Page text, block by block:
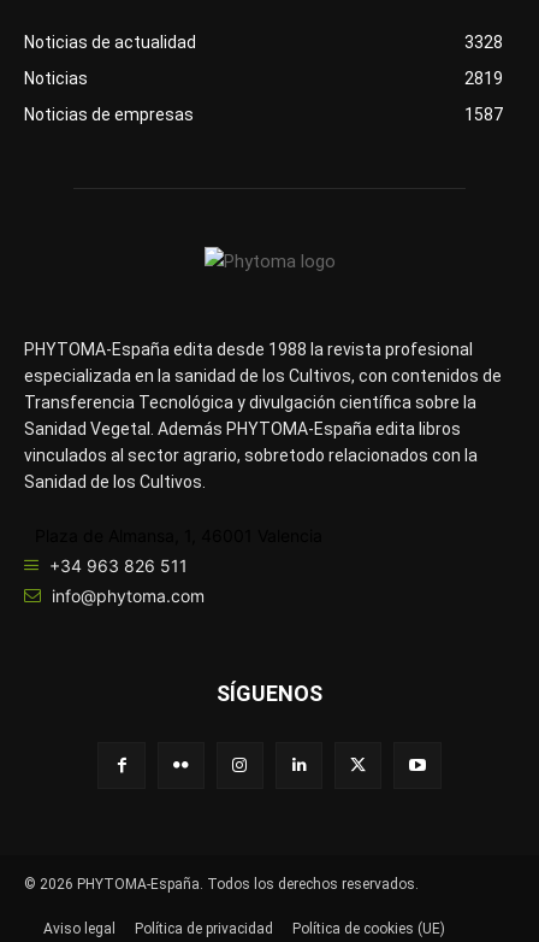
Noticias de actualidad
3328
Noticias
2819
Noticias de empresas
1587
PHYTOMA-España edita desde 1988 la revista profesional
especializada en la sanidad de los Cultivos, con contenidos de
Transferencia Tecnológica y divulgación científica sobre la
Sanidad Vegetal. Además PHYTOMA-España edita libros
vinculados al sector agrario, sobretodo relacionados con la
Sanidad de los Cultivos.
+34 963 826 511
info@phytoma.com
SÍGUENOS
© 2026 PHYTOMA-España. Todos los derechos reservados.
Aviso legal Política de privacidad Política de cookies (UE)